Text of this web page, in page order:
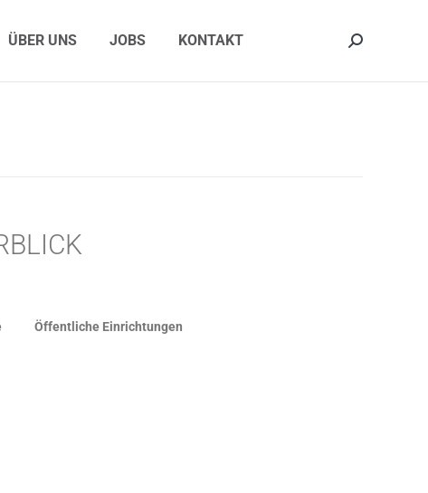
ÜBER UNS JOBS KONTAKT Search:
Öffentliche Einrichtungen
Search: